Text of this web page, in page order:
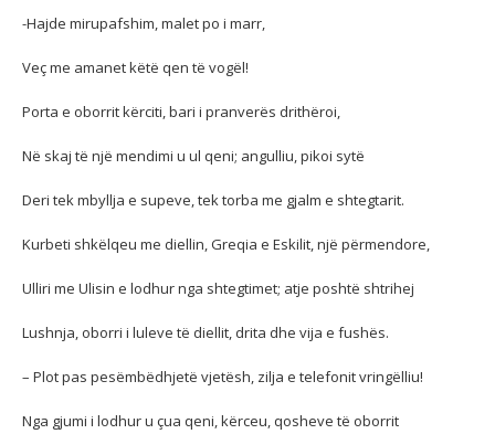
-Hajde mirupafshim, malet po i marr,
Veç me amanet këtë qen të vogël!
Porta e oborrit kërciti, bari i pranverës drithëroi,
Në skaj të një mendimi u ul qeni; angulliu, pikoi sytë
Deri tek mbyllja e supeve, tek torba me gjalm e shtegtarit.
Kurbeti shkëlqeu me diellin, Greqia e Eskilit, një përmendore,
Ulliri me Ulisin e lodhur nga shtegtimet; atje poshtë shtrihej
Lushnja, oborri i luleve të diellit, drita dhe vija e fushës.
– Plot pas pesëmbëdhjetë vjetësh, zilja e telefonit vringëlliu!
Nga gjumi i lodhur u çua qeni, kërceu, qosheve të oborrit